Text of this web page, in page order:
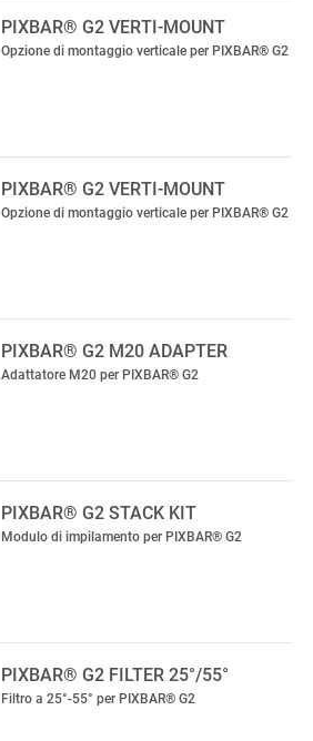
PIXBAR® G2 VERTI-MOUNT
Opzione di montaggio verticale per PIXBAR® G2
PIXBAR® G2 VERTI-MOUNT
Opzione di montaggio verticale per PIXBAR® G2
PIXBAR® G2 M20 ADAPTER
Adattatore M20 per PIXBAR® G2
PIXBAR® G2 STACK KIT
Modulo di impilamento per PIXBAR® G2
PIXBAR® G2 FILTER 25°/55°
Filtro a 25°-55° per PIXBAR® G2